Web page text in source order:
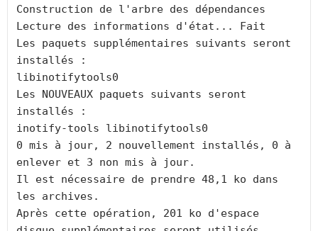
Construction de l'arbre des dépendances
Lecture des informations d'état... Fait
Les paquets supplémentaires suivants seront
installés :
libinotifytools0
Les NOUVEAUX paquets suivants seront
installés :
inotify-tools libinotifytools0
0 mis à jour, 2 nouvellement installés, 0 à
enlever et 3 non mis à jour.
Il est nécessaire de prendre 48,1 ko dans
les archives.
Après cette opération, 201 ko d'espace